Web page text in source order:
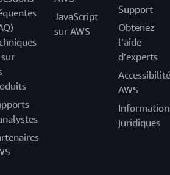
JavaScript
sur AWS
Support
Obtenez
l’aide
d’experts
Accessibilité
AWS
juridiques